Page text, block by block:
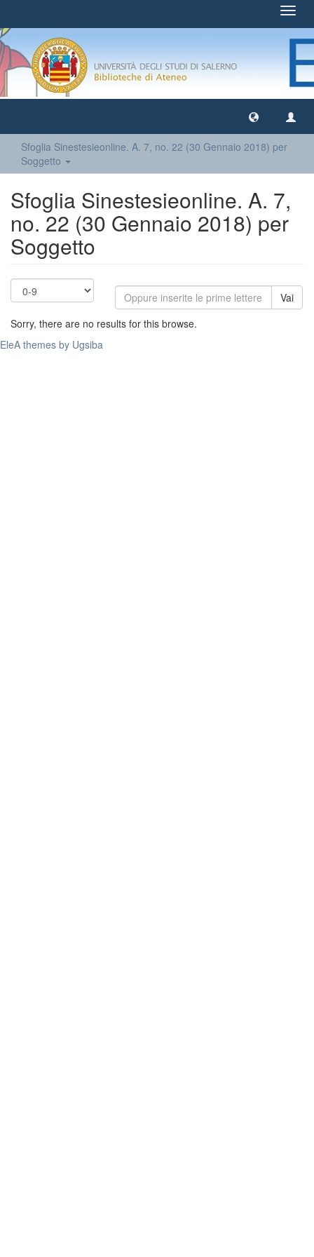
Sfoglia Sinestesieonline. A. 7, no. 22 (30 Gennaio 2018) per
Soggetto
Sfoglia Sinestesieonline. A. 7,
no. 22 (30 Gennaio 2018) per
Soggetto
Vai
Sorry, there are no results for this browse.
EleA themes by Ugsiba